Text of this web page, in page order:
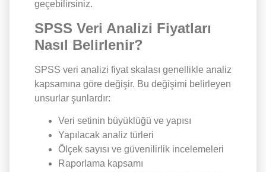
geçebilirsiniz.
SPSS Veri Analizi Fiyatları
Nasıl Belirlenir?
SPSS veri analizi fiyat skalası genellikle analiz
kapsamına göre değişir. Bu değişimi belirleyen
unsurlar şunlardır:
Veri setinin büyüklüğü ve yapısı
Yapılacak analiz türleri
Ölçek sayısı ve güvenilirlik incelemeleri
Raporlama kapsamı